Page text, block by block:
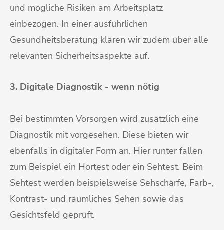
und mögliche Risiken am Arbeitsplatz
einbezogen. In einer ausführlichen
Gesundheitsberatung klären wir zudem über alle
relevanten Sicherheitsaspekte auf.
3. Digitale Diagnostik - wenn nötig
Bei bestimmten Vorsorgen wird zusätzlich eine
Diagnostik mit vorgesehen. Diese bieten wir
ebenfalls in digitaler Form an. Hier runter fallen
zum Beispiel ein Hörtest oder ein Sehtest. Beim
Sehtest werden beispielsweise Sehschärfe, Farb-,
Kontrast- und räumliches Sehen sowie das
Gesichtsfeld geprüft.